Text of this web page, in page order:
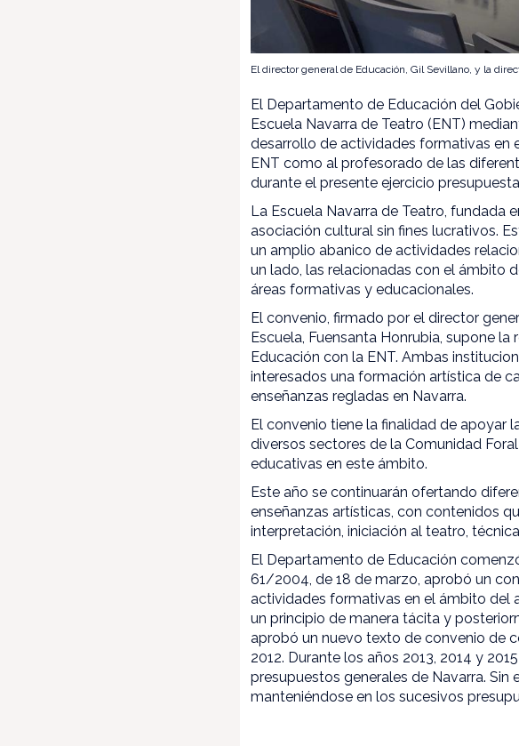
El director general de Educación, Gil Sevillano, y la
El Departamento de Educación del
Escuela Navarra de Teatro (ENT)
desarrollo de actividades formativas en
ENT como al profesorado de las
durante el presente ejercicio
La Escuela Navarra de Teatro, fundada
asociación cultural sin fines lucrativos.
un amplio abanico de actividades
un lado, las relacionadas con el ámbito
áreas formativas y educacionales.
El convenio, firmado por el director
Escuela, Fuensanta Honrubia, supone
Educación con la ENT. Ambas
interesados una formación artística de
enseñanzas regladas en Navarra.
El convenio tiene la finalidad de apoyar
diversos sectores de la Comunidad
educativas en este ámbito.
Este año se continuarán ofertando
enseñanzas artísticas, con contenidos
interpretación, iniciación al teatro,
El Departamento de Educación
61/2004, de 18 de marzo, aprobó un
actividades formativas en el ámbito del
un principio de manera tácita y
aprobó un nuevo texto de convenio de
2012. Durante los años 2013, 2014 y
presupuestos generales de Navarra.
manteniéndose en los sucesivos